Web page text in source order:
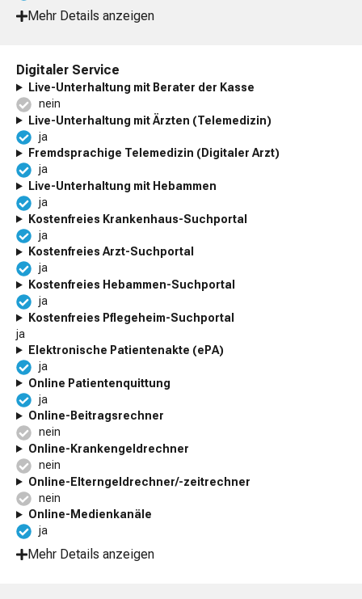
Mehr Details anzeigen
Digitaler Service
Live-Unterhaltung mit Berater der Kasse
nein
Live-Unterhaltung mit Ärzten (Telemedizin)
ja
Fremdsprachige Telemedizin (Digitaler Arzt)
ja
Live-Unterhaltung mit Hebammen
ja
Kostenfreies Krankenhaus-Suchportal
ja
Kostenfreies Arzt-Suchportal
ja
Kostenfreies Hebammen-Suchportal
ja
Kostenfreies Pflegeheim-Suchportal
ja
Elektronische Patientenakte (ePA)
ja
Online Patientenquittung
ja
Online-Beitragsrechner
nein
Online-Krankengeld­rechner
nein
Online-Elterngeldrechner/-zeitrechner
nein
Online-Medienkanäle
ja
Mehr Details anzeigen